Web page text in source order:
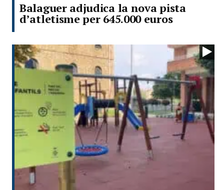
Balaguer adjudica la nova pista
d’atletisme per 645.000 euros